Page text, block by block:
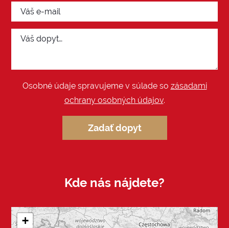
Osobné údaje spravujeme v súlade so zásadami
ochrany osobných údajov.
Zadať dopyt
Kde nás nájdete?
+